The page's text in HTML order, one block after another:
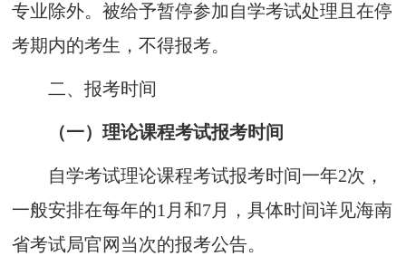
专业除外。被给予暂停参加自学考试处理且在停
考期内的考生，不得报考。
二、报考时间
（一）理论课程考试报考时间
自学考试理论课程考试报考时间一年2次，
一般安排在每年的1月和7月，具体时间详见海南
省考试局官网当次的报考公告。